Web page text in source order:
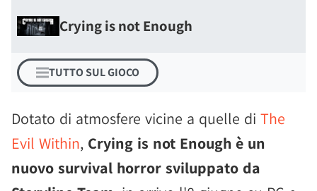
Crying is not Enough
TUTTO SUL GIOCO
Dotato di atmosfere vicine a quelle di The
Evil Within, Crying is not Enough è un
nuovo survival horror sviluppato da